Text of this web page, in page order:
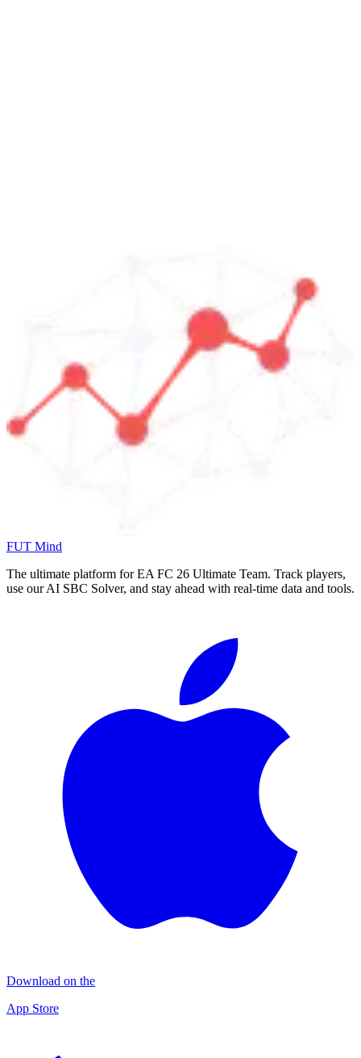
FUT Mind
The ultimate platform for EA FC 26 Ultimate Team. Track players,
use our AI SBC Solver, and stay ahead with real-time data and tools.
Download on the
App Store